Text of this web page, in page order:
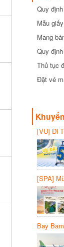
Quy
cần biết
Mẫu
Mang
Quy
Thủ tục
Đặt vé
[VU] Đi
giảm
[SPA]
20%
Bay